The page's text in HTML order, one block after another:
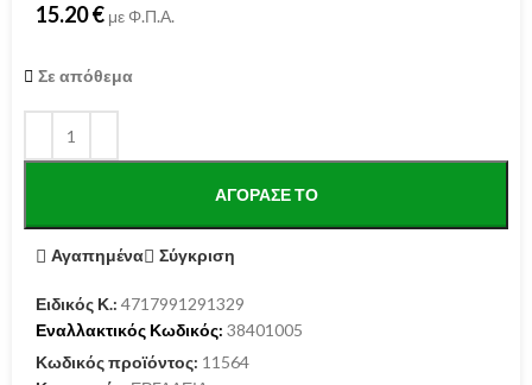
15.20€ με Φ.Π.Α.
Σε απόθεμα
ΑΓΌΡΑΣΕ ΤΟ
Αγαπημένα Σύγκριση
Ειδικός Κ.: 4717991291329
Εναλλακτικός Κωδικός: 38401005
Κωδικός προϊόντος: 11564